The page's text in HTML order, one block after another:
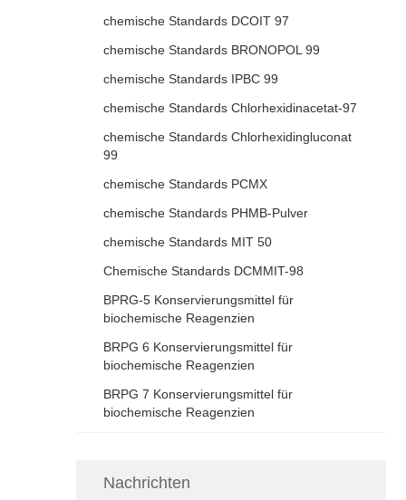
chemische Standards DCOIT 97
chemische Standards BRONOPOL 99
chemische Standards IPBC 99
chemische Standards Chlorhexidinacetat-97
chemische Standards Chlorhexidingluconat
99
chemische Standards PCMX
chemische Standards PHMB-Pulver
chemische Standards MIT 50
Chemische Standards DCMMIT-98
BPRG-5 Konservierungsmittel für
biochemische Reagenzien
BRPG 6 Konservierungsmittel für
biochemische Reagenzien
BRPG 7 Konservierungsmittel für
biochemische Reagenzien
Nachrichten